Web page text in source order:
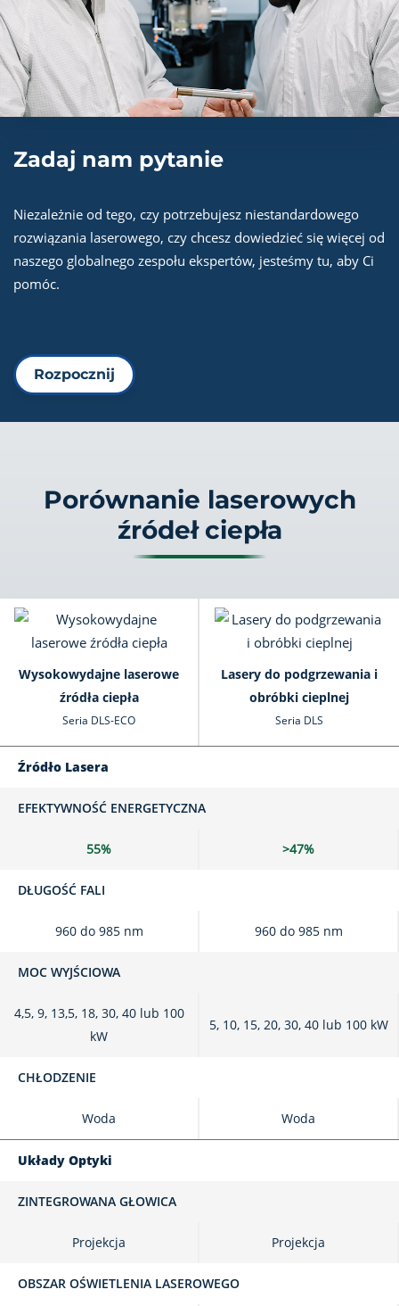
Zadaj nam pytanie
Niezależnie od tego, czy potrzebujesz niestandardowego
rozwiązania laserowego, czy chcesz dowiedzieć się więcej od
naszego globalnego zespołu ekspertów, jesteśmy tu, aby Ci
pomóc.
Rozpocznij
Porównanie laserowych
źródeł ciepła
Wysokowydajne laserowe
źródła ciepła
Lasery do podgrzewania i
obróbki cieplnej
Seria DLS-ECO Seria DLS
Źródło Lasera
EFEKTYWNOŚĆ ENERGETYCZNA
55% >47%
DŁUGOŚĆ FALI
960 do 985 nm 960 do 985 nm
MOC WYJŚCIOWA
4,5, 9, 13,5, 18, 30, 40 lub 100
kW
5, 10, 15, 20, 30, 40 lub 100 kW
CHŁODZENIE
Woda Woda
Układy Optyki
ZINTEGROWANA GŁOWICA
Projekcja Projekcja
OBSZAR OŚWIETLENIA LASEROWEGO